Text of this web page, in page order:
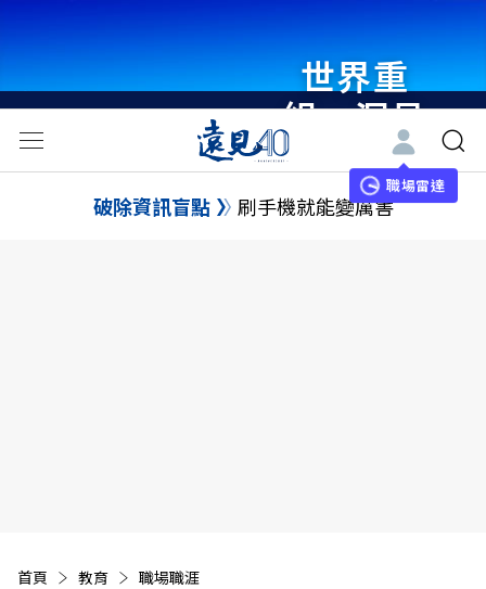
世界重
組・洞見
未來 與
世界領袖
職場雷達
破除資訊盲點 刷手機就能變厲害
首頁 教育 職場職涯